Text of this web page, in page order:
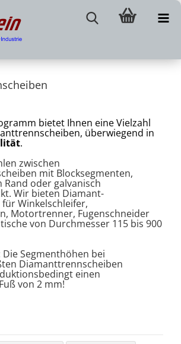
bietet Ihnen eine Vielzahl
überwiegend in
.
zwischen
mit Blocksegmenten,
Rand oder galvanisch
Wir bieten Diamant-
Winkelschleifer,
Motortrenner, Fugenschneider
von Durchmesser 115 bis 900
Segmenthöhen bei
Diamanttrennscheiben
einen
von 2 mm!